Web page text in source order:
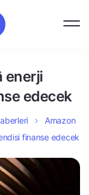
enerji
edecek
Amazon
finanse edecek